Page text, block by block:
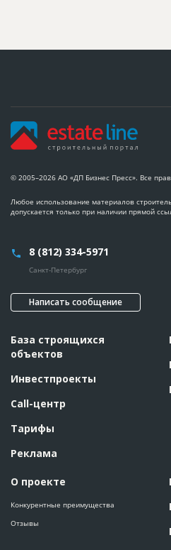
© 2005–2026 АО «ДП Бизнес Пресс». Все
Любое использование материалов
допускается только при наличии прямой
8 (812) 334-5971
Санкт-Петербург
Написать сообщение
База строящихся
объектов
Инвестпроекты
Call-центр
Тарифы
Реклама
О проекте
Конкурентные преимущества
Отзывы